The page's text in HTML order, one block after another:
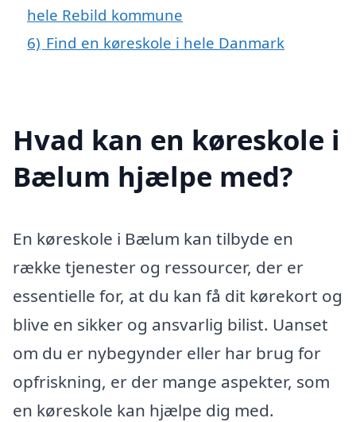
hele Rebild kommune
6) Find en køreskole i hele Danmark
Hvad kan en køreskole i
Bælum hjælpe med?
En køreskole i Bælum kan tilbyde en
række tjenester og ressourcer, der er
essentielle for, at du kan få dit kørekort og
blive en sikker og ansvarlig bilist. Uanset
om du er nybegynder eller har brug for
opfriskning, er der mange aspekter, som
en køreskole kan hjælpe dig med.